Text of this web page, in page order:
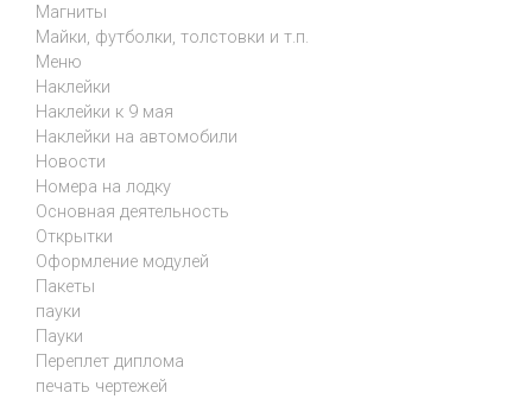
Магниты
Майки, футболки, толстовки и т.п.
Меню
Наклейки
Наклейки к 9 мая
Наклейки на автомобили
Новости
Номера на лодку
Основная деятельность
Открытки
Оформление модулей
Пакеты
пауки
Пауки
Переплет диплома
печать чертежей